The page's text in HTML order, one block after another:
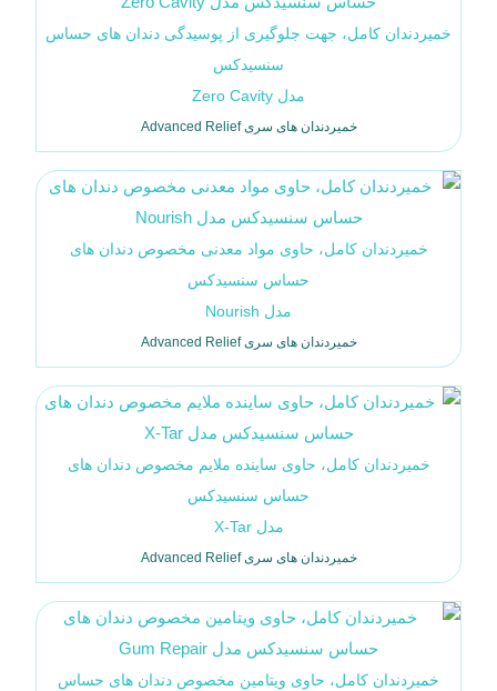
خمیردندان های سری Advanced Relief
خمیردندان کامل، جهت جلوگیری از پوسیدگی دندان های حساس
سنسیدکس
مدل Zero Cavity
خمیردندان های سری Advanced Relief
خمیردندان کامل، حاوی مواد معدنی مخصوص دندان های
حساس سنسیدکس
مدل Nourish
خمیردندان های سری Advanced Relief
خمیردندان کامل، حاوی ساینده ملایم مخصوص دندان های
حساس سنسیدکس
مدل X-Tar
خمیردندان کامل، حاوی ویتامین مخصوص دندان های حساس